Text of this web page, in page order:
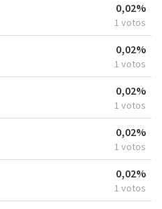
0,02%
1 votos
0,02%
1 votos
0,02%
1 votos
0,02%
1 votos
0,02%
1 votos